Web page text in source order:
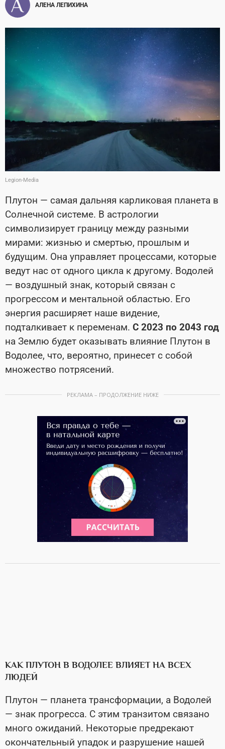
АЛЕНА ЛЕПИХИНА
Legion-Media
Плутон — самая дальняя карликовая планета в
Солнечной системе. В астрологии
символизирует границу между разными
мирами: жизнью и смертью, прошлым и
будущим. Она управляет процессами, которые
ведут нас от одного цикла к другому. Водолей
— воздушный знак, который связан с
прогрессом и ментальной областью. Его
энергия расширяет наше видение,
подталкивает к переменам. С 2023 по 2043 год
на Землю будет оказывать влияние Плутон в
Водолее, что, вероятно, принесет с собой
множество потрясений.
РЕКЛАМА – ПРОДОЛЖЕНИЕ НИЖЕ
КАК ПЛУТОН В ВОДОЛЕЕ ВЛИЯЕТ НА ВСЕХ
ЛЮДЕЙ
Плутон — планета трансформации, а Водолей
— знак прогресса. С этим транзитом связано
много ожиданий. Некоторые предрекают
окончательный упадок и разрушение нашей